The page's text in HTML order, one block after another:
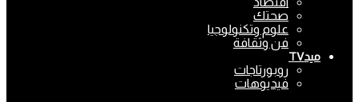
صحتك
علوم وتكنولوجيا
فن وثقافة
ميدTV
روبورتاجات
فيديوهات